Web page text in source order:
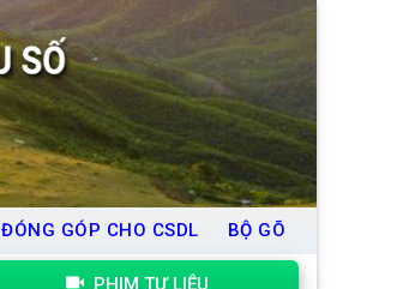
ĐÓNG GÓP CHO CSDL BỘ GÕ
PHIM TƯ LIỆU